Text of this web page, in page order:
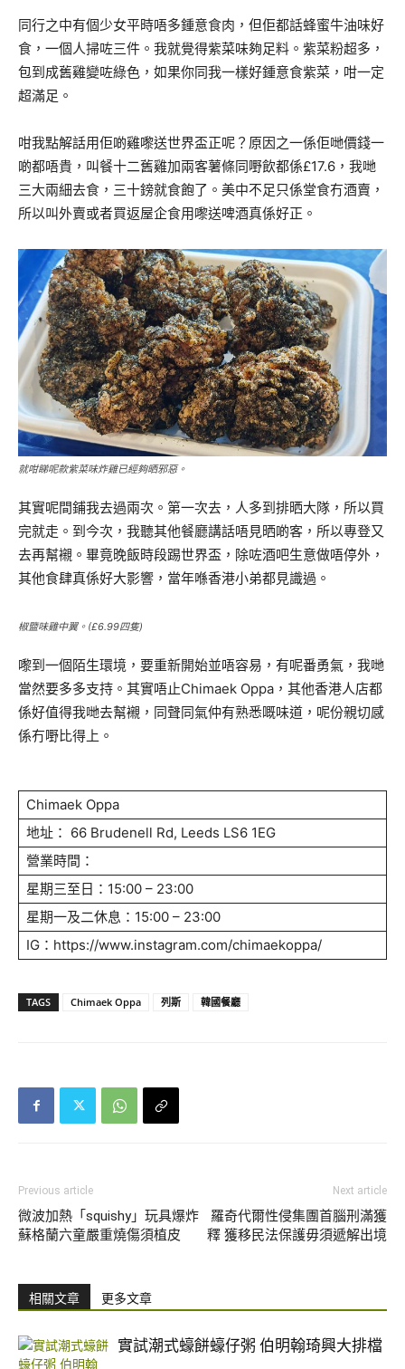
同行之中有個少女平時唔多鍾意食肉，但佢都話蜂蜜牛油味好
食，一個人掃咗三件。我就覺得紫菜味夠足料。紫菜粉超多，
包到成舊雞變咗綠色，如果你同我一樣好鍾意食紫菜，咁一定
超滿足。
咁我點解話用佢啲雞嚟送世界盃正呢？原因之一係佢哋價錢一
啲都唔貴，叫餐十二舊雞加兩客薯條同嘢飲都係£17.6，我哋
三大兩細去食，三十鎊就食飽了。美中不足只係堂食冇酒賣，
所以叫外賣或者買返屋企食用嚟送啤酒真係好正。
就咁睇呢款紫菜味炸雞已經夠晒邪惡。
其實呢間鋪我去過兩次。第一次去，人多到排晒大隊，所以買
完就走。到今次，我聽其他餐廳講話唔見晒啲客，所以專登又
去再幫襯。畢竟晚飯時段踢世界盃，除咗酒吧生意做唔停外，
其他食肆真係好大影響，當年喺香港小弟都見識過。
椒盬味雞中翼。(£6.99四隻)
嚟到一個陌生環境，要重新開始並唔容易，有呢番勇氣，我哋
當然要多多支持。其實唔止Chimaek Oppa，其他香港人店都
係好值得我哋去幫襯，同聲同氣仲有熟悉嘅味道，呢份親切感
係冇嘢比得上。
Chimaek Oppa
地址： 66 Brudenell Rd, Leeds LS6 1EG
營業時間：
星期三至日：15:00 – 23:00
星期一及二休息：15:00 – 23:00
IG：https://www.instagram.com/chimaekoppa/
TAGS Chimaek Oppa 列斯 韓國餐廳
Previous article
微波加熱「squishy」玩具爆炸
蘇格蘭六童嚴重燒傷須植皮
Next article
羅奇代爾性侵集團首腦刑滿獲
釋 獲移民法保護毋須遞解出境
相關文章 更多文章
實試潮式蠔餅蠔仔粥 伯明翰琦興大排檔